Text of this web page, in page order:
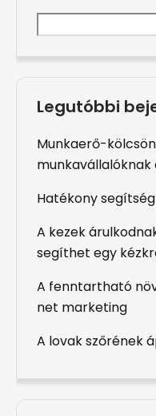
Legutóbbi
Munkaerő-
Hatékony
A kezek
segíthet egy
A fenntartható
net marketing
A lovak szőrének